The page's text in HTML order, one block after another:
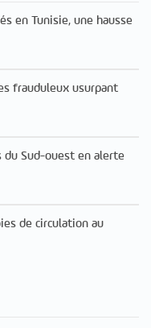
en Tunisie, une hausse
frauduleux usurpant
du Sud-ouest en alerte
de circulation au